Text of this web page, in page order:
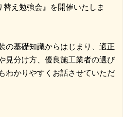
え勉強会』を開催いたしま
の基礎知識からはじまり、適正
見分け方、優良施工業者の選び
わかりやすくお話させていただ